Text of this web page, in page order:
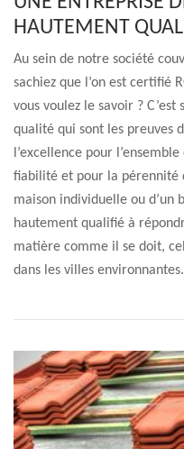
HAUTEMENT
Au sein de notre société
sachiez que l’on est certifié
vous voulez le savoir ?
qualité qui sont les preuves
l’excellence pour
fiabilité et pour la pérennité
maison individuelle ou d’un
hautement qualifié à
matière comme il se doit,
dans les villes environnantes.